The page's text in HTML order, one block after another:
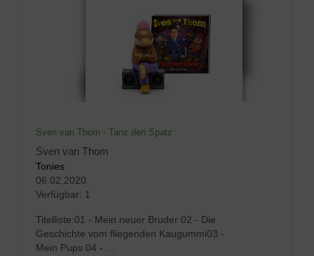
Sven van Thom - Tanz den Spatz
Sven van Thom
Tonies
06.02.2020
Verfügbar: 1
Titelliste:01 - Mein neuer Bruder 02 - Die
Geschichte vom fliegenden Kaugummi03 -
Mein Pups 04 - ...